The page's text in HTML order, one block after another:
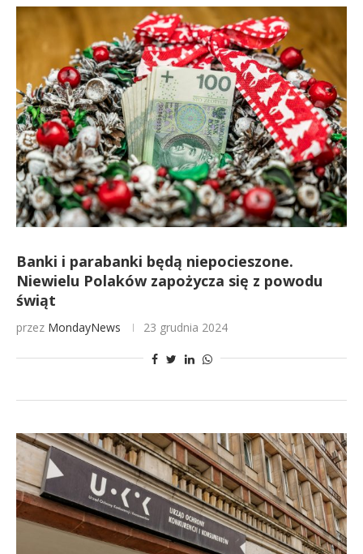
Banki i parabanki będą niepocieszone.
Niewielu Polaków zapożycza się z powodu
świąt
przez MondayNews 23 grudnia 2024